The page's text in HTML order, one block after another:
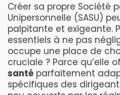
Créer sa propre Société
Unipersonnelle (SASU)
palpitante et exigeante.
essentiels à ne pas
occupe une place de
cruciale ? Parce qu’elle
santé parfaitement
spécifiques des